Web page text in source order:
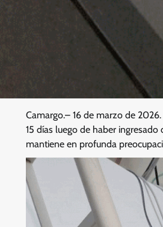
Camargo.– 16 de marzo de
15 días luego de haber
mantiene en profunda